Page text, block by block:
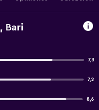
Bari
7,3
7,2
8,6